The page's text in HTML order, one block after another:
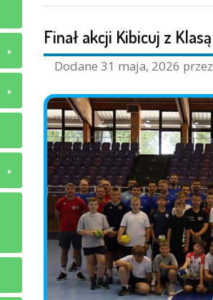
Finał akcji Kibicuj z Klasą
Dodane 31 maja, 2026 przez